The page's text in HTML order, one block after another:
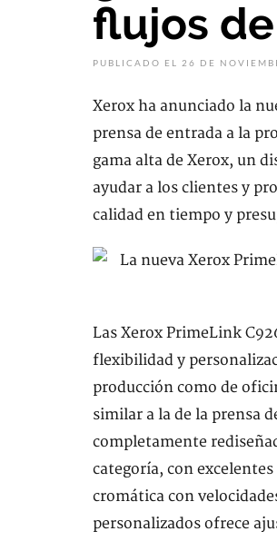
flujos
PUBLICADO EL 26 DE
Xerox ha anunciado la
prensa de entrada a la
gama alta de Xerox, un
ayudar a los clientes y
calidad en tiempo y
Las Xerox PrimeLink
flexibilidad y
producción como de
similar a la de la prensa
completamente
categoría, con
cromática con
personalizados ofrece